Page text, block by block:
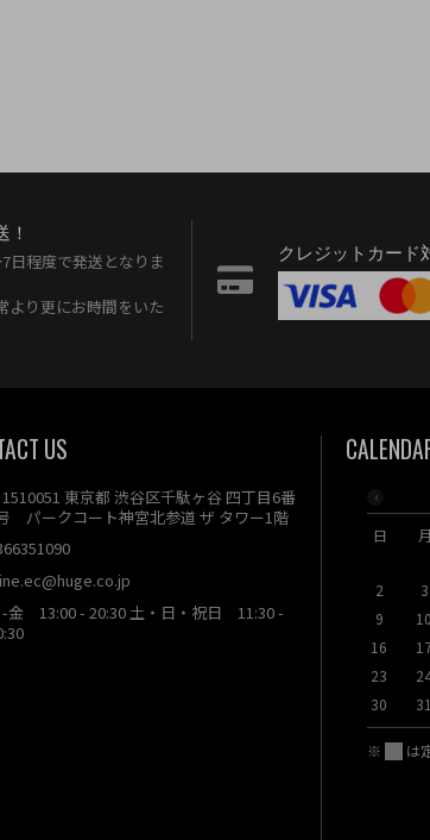
日程度で発送となりま
り更にお時間をいた
クレジットカード
US
1510051 東京都 渋谷区千駄ヶ谷 四丁目6番
パークコート神宮北参道 ザ タワー1階
-金 13:00 - 20:30 土・日・祝日 11:30 -
日 月
2
3
9
10
16
23
30
31
※ は